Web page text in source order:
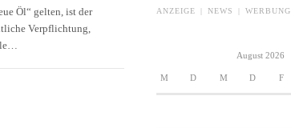
Öl“ gelten, ist der
Verpflichtung,
ANZEIGE | NEWS | WERBUNG
August 2026
M D M D F